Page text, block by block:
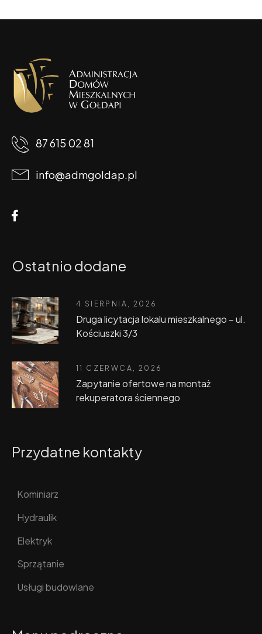
87 615 02 81
info@admgoldap.pl
Ostatnio dodane
4 SIERPNIA, 2026
Druga licytacja lokalu mieszkalnego – ul.
Kościuszki 3/3
11 CZERWCA, 2026
Zapytanie ofertowe na montaż
rekuperatora ściennego
Przydatne kontakty
Kominiarz
Hydraulik
Elektryk
Sprzątanie
Usługi budowlane